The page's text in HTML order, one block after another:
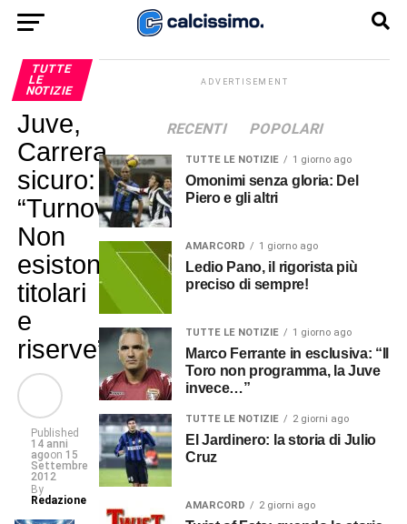
TUTTE
LE
NOTIZIE
Juve,
Carrera
sicuro:
“Turnover?
Non
esistoni
titolari
e
riserve”
Published
14 anni
agoon 15
Settembre
2012
By
Redazione
ADVERTISEMENT
RECENTI POPOLARI
TUTTE LE NOTIZIE 1 giorno ago
Omonimi senza gloria: Del
Piero e gli altri
AMARCORD 1 giorno ago
Ledio Pano, il rigorista più
preciso di sempre!
TUTTE LE NOTIZIE 1 giorno ago
Marco Ferrante in esclusiva: “Il
Toro non programma, la Juve
invece…”
TUTTE LE NOTIZIE 2 giorni ago
El Jardinero: la storia di Julio
Cruz
AMARCORD 2 giorni ago